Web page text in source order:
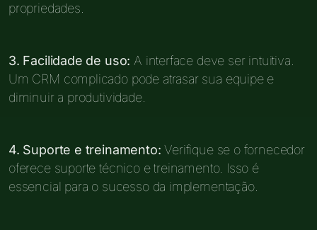
propriedades.
3. Facilidade de uso: A interface deve ser intuitiva.
Um CRM complicado pode atrasar sua equipe e
diminuir a produtividade.
4. Suporte e treinamento: Verifique se o fornecedor
oferece suporte técnico e treinamento. Isso é
essencial para o sucesso da implementação.